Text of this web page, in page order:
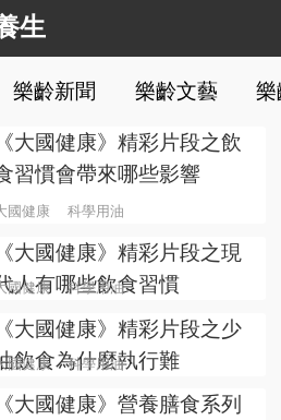
生
樂齡新聞 樂齡文藝 樂
《大國健康》精彩片段之飲
習慣會帶來哪些影響
國健康 科學用油
《大國健康》精彩片段之現
人有哪些飲食習慣
國健康 科學用油
《大國健康》精彩片段之少
飲食為什麼執行難
國健康 科學用油
《大國健康》營養膳食系列